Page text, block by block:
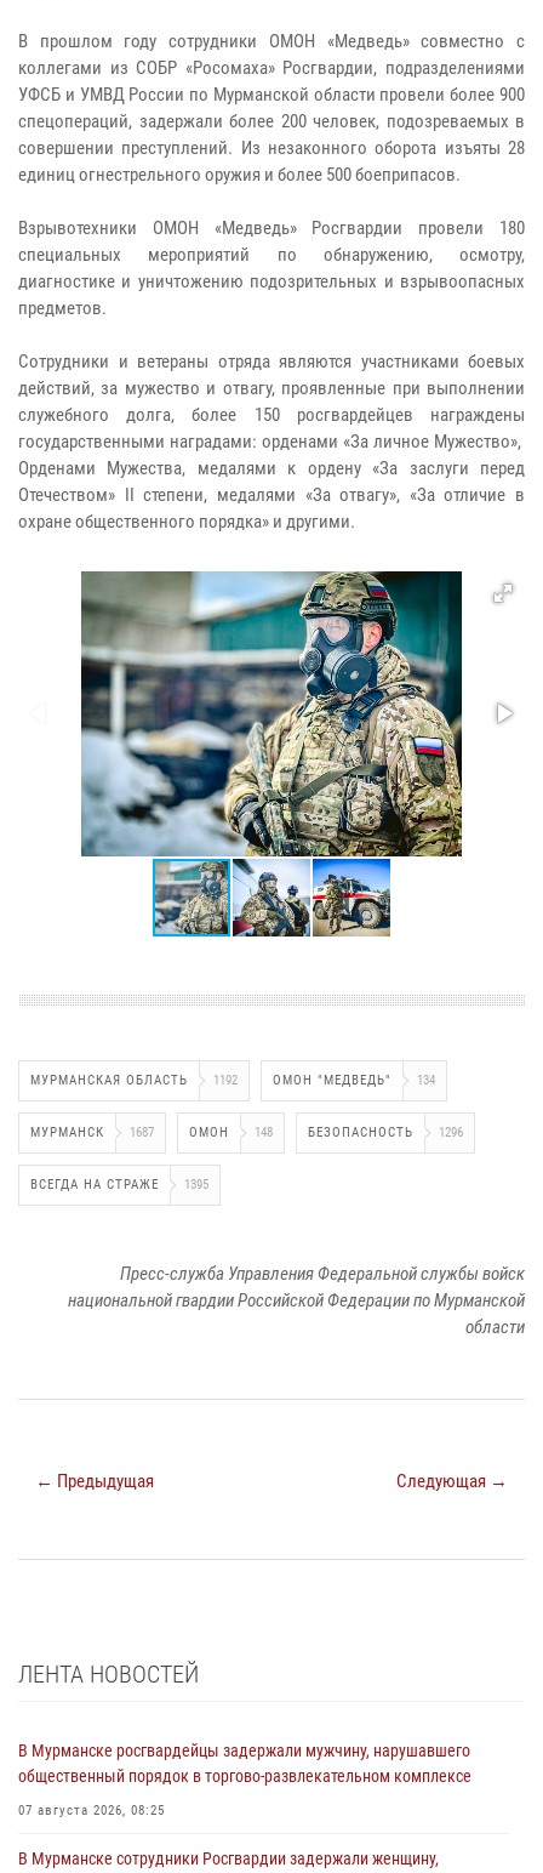
В прошлом году сотрудники ОМОН «Медведь» совместно с
коллегами из СОБР «Росомаха» Росгвардии, подразделениями
УФСБ и УМВД России по Мурманской области провели более 900
спецопераций, задержали более 200 человек, подозреваемых в
совершении преступлений. Из незаконного оборота изъяты 28
единиц огнестрельного оружия и более 500 боеприпасов.
Взрывотехники ОМОН «Медведь» Росгвардии провели 180
специальных мероприятий по обнаружению, осмотру,
диагностике и уничтожению подозрительных и взрывоопасных
предметов.
Сотрудники и ветераны отряда являются участниками боевых
действий, за мужество и отвагу, проявленные при выполнении
служебного долга, более 150 росгвардейцев награждены
государственными наградами: орденами «За личное Мужество»,
Орденами Мужества, медалями к ордену «За заслуги перед
Отечеством» II степени, медалями «За отвагу», «За отличие в
охране общественного порядка» и другими.
МУРМАНСКАЯ ОБЛАСТЬ 1192 ОМОН "МЕДВЕДЬ" 134
МУРМАНСК 1687 ОМОН 148 БЕЗОПАСНОСТЬ 1296
ВСЕГДА НА СТРАЖЕ 1395
Пресс-служба Управления Федеральной службы войск
национальной гвардии Российской Федерации по Мурманской
области
← Предыдущая Следующая →
ЛЕНТА НОВОСТЕЙ
В Мурманске росгвардейцы задержали мужчину, нарушавшего
общественный порядок в торгово-развлекательном комплексе
07 августа 2026, 08:25
В Мурманске сотрудники Росгвардии задержали женщину,